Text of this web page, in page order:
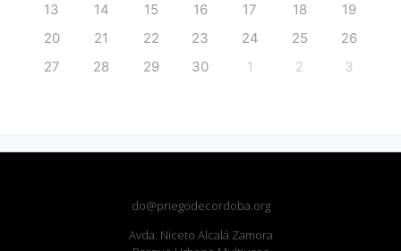
13
14 15 16 17 18
19
20
21 22 23 24 25
26
27
28 29 30 1 2 3
do@priegodecordoba.org
Avda. Niceto Alcalá Zamora